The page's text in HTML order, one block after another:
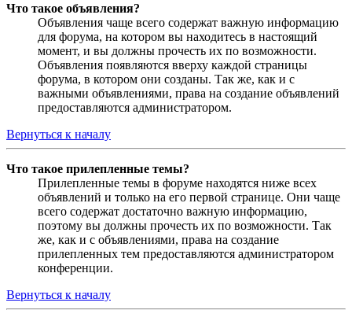
Что такое объявления?
Объявления чаще всего содержат важную информацию
для форума, на котором вы находитесь в настоящий
момент, и вы должны прочесть их по возможности.
Объявления появляются вверху каждой страницы
форума, в котором они созданы. Так же, как и с
важными объявлениями, права на создание объявлений
предоставляются администратором.
Вернуться к началу
Что такое прилепленные темы?
Прилепленные темы в форуме находятся ниже всех
объявлений и только на его первой странице. Они чаще
всего содержат достаточно важную информацию,
поэтому вы должны прочесть их по возможности. Так
же, как и с объявлениями, права на создание
прилепленных тем предоставляются администратором
конференции.
Вернуться к началу